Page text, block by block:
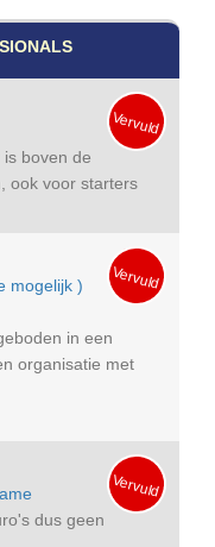
Vervuld
boven de
ook voor starters
Vervuld
mogelijk )
in een
organisatie met
Vervuld
dus geen